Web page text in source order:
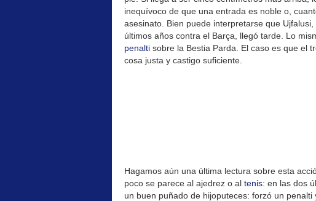
inequívoco de que una entrada es noble o,
asesinato. Bien puede interpretarse que
últimos años contra el Barça, llegó tarde. Lo
penalti sobre la Bestia Parda. El caso es que el
cosa justa y castigo suficiente.
Hagamos aún una última lectura sobre esta
poco se parece al ajedrez o al tenis: en las dos
un buen puñado de hijoputeces: forzó un